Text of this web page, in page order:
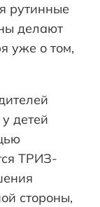
рутинные
делают
уже о том,
детей
ТРИЗ-
стороны,